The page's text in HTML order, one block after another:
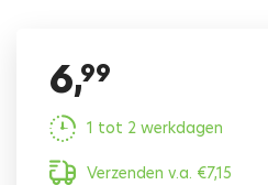
6,99
1 tot 2 werkdagen
Verzenden v.a. €7,15